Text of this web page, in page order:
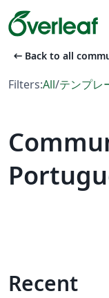
arrow_left_alt Back to all
Filters:All/テンプレ
Recent